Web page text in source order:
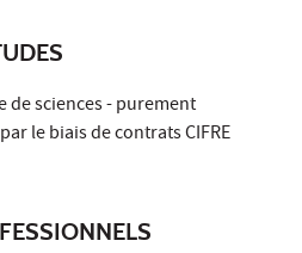
de sciences - purement
le biais de contrats CIFRE